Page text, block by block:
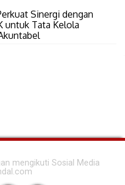
Sinergi dengan
untuk Tata Kelola
mengikuti Sosial Media